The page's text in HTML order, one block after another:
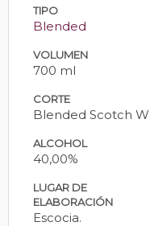
TIPO
Blended
VOLUMEN
700 ml
CORTE
Blended Scotch
ALCOHOL
40,00%
LUGAR DE
ELABORACIÓN
Escocia.